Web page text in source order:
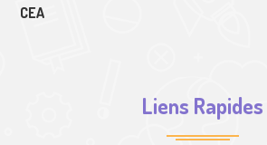
CEA
Liens Rapides